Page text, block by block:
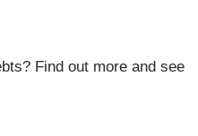
Find out more and see